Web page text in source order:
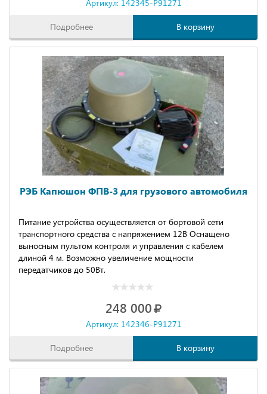
Артикул: 142345-P91271
Подробнее В корзину
РЭБ Капюшон ФПВ-3 для грузового автомобиля
Питание устройства осуществляется от бортовой сети
транспортного средства с напряжением 12В Оснащено
выносным пультом контроля и управления с кабелем
длиной 4 м. Возможно увеличение мощности
передатчиков до 50Вт.
248 000
Артикул: 142346-P91271
Подробнее В корзину